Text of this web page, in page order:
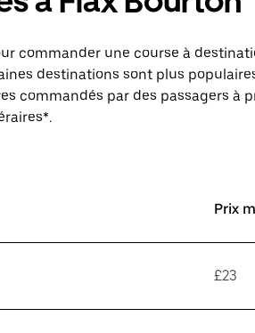
commander une course à
destinations sont plus
commandés par des passagers à
Prix
£23